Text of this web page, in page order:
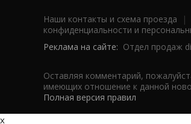
Наши контакты и схема проезда |
конфиденциальности и
Реклама на сайте: Отдел продаж
Оставляя комментарий,
имеющих отношение к данной
Полная версия правил
x